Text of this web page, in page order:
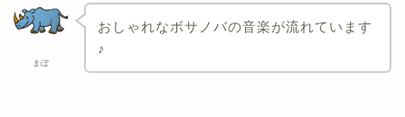
まぼ
おしゃれなボサノバの音楽が流れています
♪